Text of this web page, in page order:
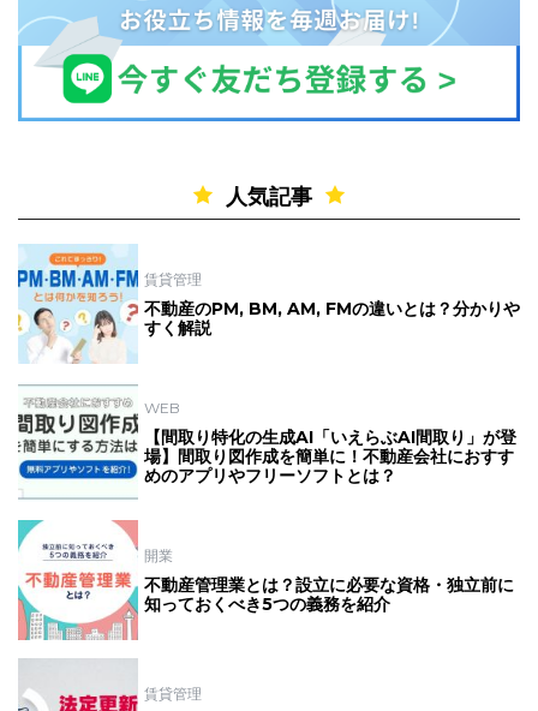
人気記事
賃貸管理
不動産のPM, BM, AM, FMの違いとは？分かりや
すく解説
WEB
【間取り特化の生成AI「いえらぶAI間取り」が登
場】間取り図作成を簡単に！不動産会社におすす
めのアプリやフリーソフトとは？
開業
不動産管理業とは？設立に必要な資格・独立前に
知っておくべき5つの義務を紹介
賃貸管理